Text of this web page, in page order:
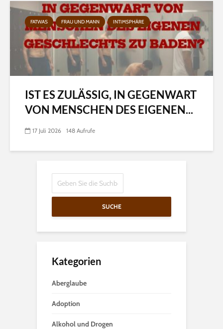
FATWAS FRAU UND MANN INTIMSPHÄRE
IST ES ZULÄSSIG, IN GEGENWART
VON MENSCHEN DES EIGENEN...
17 Juli 2026 148 Aufrufe
SUCHE
Kategorien
Aberglaube
Adoption
Alkohol und Drogen